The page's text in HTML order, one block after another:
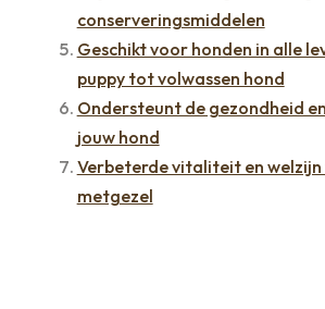
conserveringsmiddelen
Geschikt voor honden in alle
puppy tot volwassen hond
Ondersteunt de gezondheid
jouw hond
Verbeterde vitaliteit en
metgezel